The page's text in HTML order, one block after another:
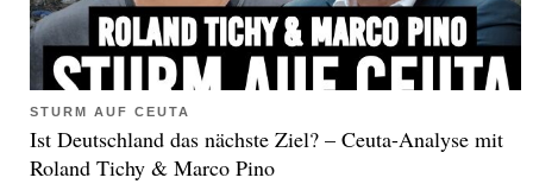
STURM AUF CEUTA
Ist Deutschland das nächste Ziel? – Ceuta-Analyse mit
Roland Tichy & Marco Pino